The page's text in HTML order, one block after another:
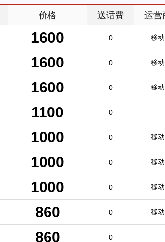
价格 送话费 运营
1600 0 移动
1600 0 移动
1600 0 移动
1100 0
1000 0 移动
1000 0 移动
1000 0 移动
860 0 移动
860 0